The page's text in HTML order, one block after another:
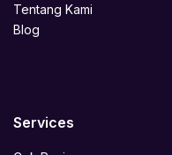
Tentang Kami
Blog
Services